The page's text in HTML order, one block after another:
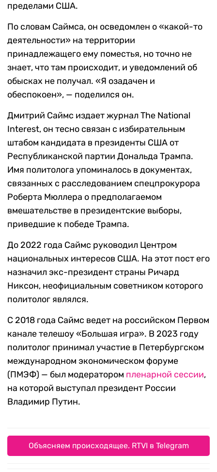
пределами США.
По словам Саймса, он осведомлен о «какой-то
деятельности» на территории
принадлежащего ему поместья, но точно не
знает, что там происходит, и уведомлений об
обысках не получал. «Я озадачен и
обеспокоен», — поделился он.
Дмитрий Саймс издает журнал The National
Interest, он тесно связан с избирательным
штабом кандидата в президенты США от
Республиканской партии Дональда Трампа.
Имя политолога упоминалось в документах,
связанных с расследованием спецпрокурора
Роберта Мюллера о предполагаемом
вмешательстве в президентские выборы,
приведшие к победе Трампа.
До 2022 года Саймс руководил Центром
национальных интересов США. На этот пост его
назначил экс-президент страны Ричард
Никсон, неофициальным советником которого
политолог являлся.
С 2018 года Саймс ведет на российском Первом
канале телешоу «Большая игра». В 2023 году
политолог принимал участие в Петербургском
международном экономическом форуме
(ПМЭФ) — был модератором пленарной сессии,
на которой выступал президент России
Владимир Путин.
Объясняем происходящее. RTVI в Telegram